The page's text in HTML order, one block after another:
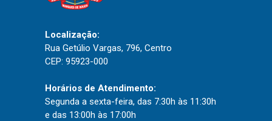
Publicações
Diário Oficial (Novo)
Diário Oficial (Até 30/04)
Processo Seletivo
Seletivo Simplificado
Localização:
Rua Getúlio Vargas, 796, Centro
CEP: 95923-000
Horários de Atendimento:
Segunda a sexta-feira, das 7:30h às 11:30h
e das 13:00h às 17:00h